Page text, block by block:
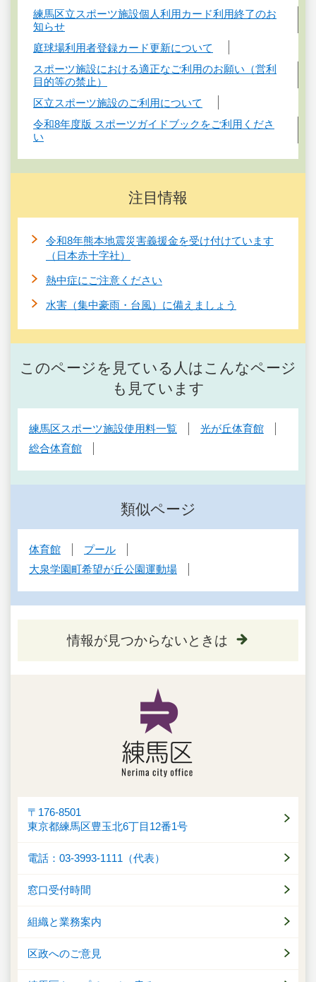
練馬区立スポーツ施設個人利用カード利用終了のお
知らせ
庭球場利用者登録カード更新について
スポーツ施設における適正なご利用のお願い（営利
目的等の禁止）
区立スポーツ施設のご利用について
令和8年度版 スポーツガイドブックをご利用くださ
い
注目情報
令和8年熊本地震災害義援金を受け付けています
（日本赤十字社）
熱中症にご注意ください
水害（集中豪雨・台風）に備えましょう
このページを見ている人はこんなページ
も見ています
練馬区スポーツ施設使用料一覧
光が丘体育館
総合体育館
類似ページ
体育館
プール
大泉学園町希望が丘公園運動場
情報が見つからないときは
〒176-8501
東京都練馬区豊玉北6丁目12番1号
電話：03-3993-1111（代表）
窓口受付時間
組織と業務案内
区政へのご意見